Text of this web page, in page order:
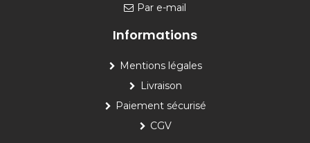
Par e-mail
Informations
Mentions légales
Livraison
Paiement sécurisé
CGV